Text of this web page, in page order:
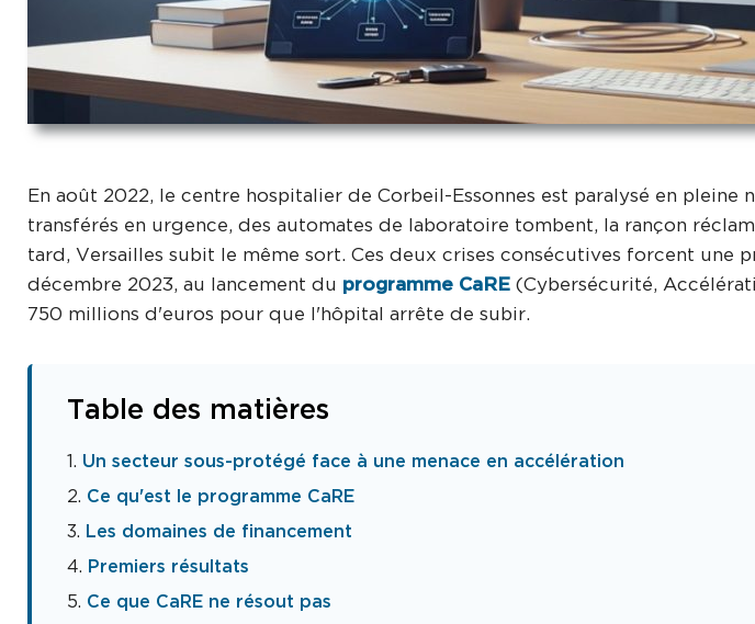
En août 2022, le centre hospitalier de Corbeil-Essonnes est paralysé en pleine
transférés en urgence, des automates de laboratoire tombent, la rançon
tard, Versailles subit le même sort. Ces deux crises consécutives forcent une
décembre 2023, au lancement du programme CaRE (Cybersécurité,
750 millions d'euros pour que l'hôpital arrête de subir.
Table des matières
Un secteur sous-protégé face à une menace en accélération
Ce qu'est le programme CaRE
Les domaines de financement
Premiers résultats
Ce que CaRE ne résout pas